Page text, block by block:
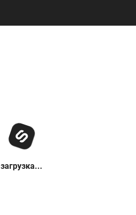
загрузка...